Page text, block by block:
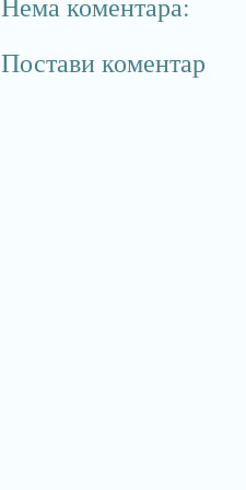
Постави коментар